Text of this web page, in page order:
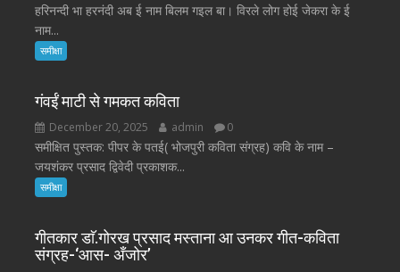
हरिनन्दी भा हरनंदी अब ई नाम बिलम गइल बा। विरले लोग होई जेकरा के ई
नाम...
समीक्षा
गंवईं माटी से गमकत कविता
December 20, 2025 admin 0
समीक्षित पुस्तक: पीपर के पतई( भोजपुरी कविता संग्रह) कवि के नाम –
जयशंकर प्रसाद द्विवेदी प्रकाशक...
समीक्षा
गीतकार डाॅ.गोरख प्रसाद मस्ताना आ उनकर गीत-कविता
संग्रह-‘आस- अँजोर’